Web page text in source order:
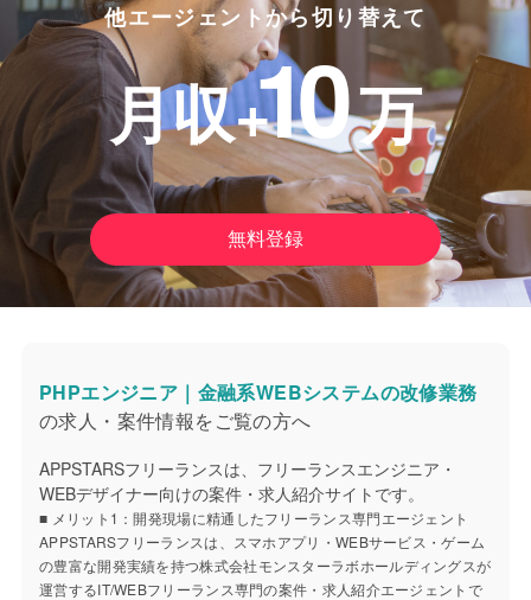
他エージェントから切り替えて
月収+10 万
無料登録
PHPエンジニア｜金融系WEBシステムの改修業務
の求人・案件情報をご覧の方へ
APPSTARSフリーランスは、フリーランスエンジニア・
WEBデザイナー向けの案件・求人紹介サイトです。
■ メリット1：開発現場に精通したフリーランス専門エージェント
APPSTARSフリーランスは、スマホアプリ・WEBサービス・ゲーム
の豊富な開発実績を持つ株式会社モンスターラボホールディングスが
運営するIT/WEBフリーランス専門の案件・求人紹介エージェントで